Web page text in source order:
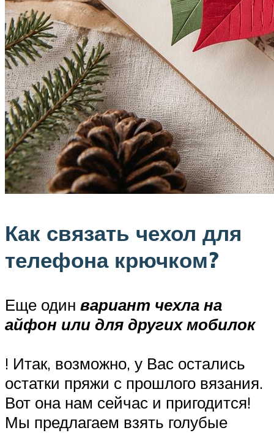
Как связать чехол для
телефона крючком?
Еще один вариант чехла на
айфон или для других мобилок
! Итак, возможно, у Вас остались
остатки пряжи с прошлого вязания.
Вот она нам сейчас и пригодится!
Мы предлагаем взять голубые